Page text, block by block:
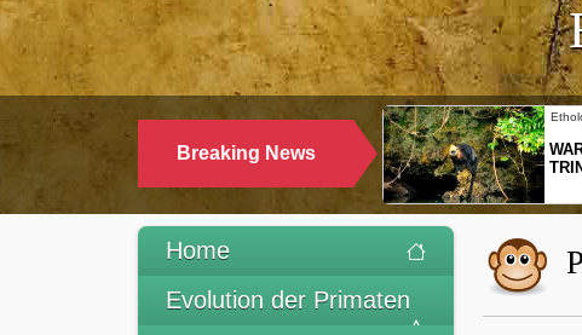
Breaking News
Home
Evolution der Primaten